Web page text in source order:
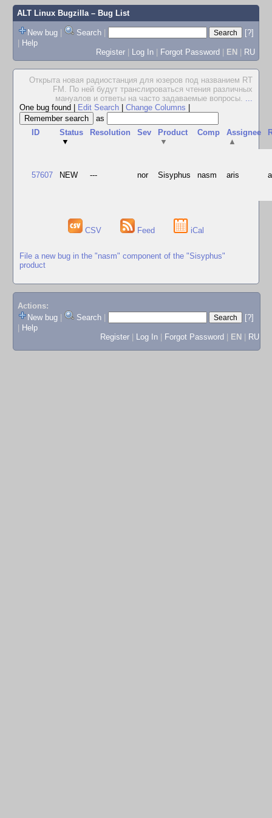
ALT Linux Bugzilla– Bug List
New bug | Search |
[?]
| Help
Register | Log In | Forgot Password | EN | RU
Открыта новая радиостанция для юзеров под названием RТ
FМ. По ней будут транслироваться чтения различных
мануалов и ответы на часто задаваемые вопросы. ...
One bug found
Edit Search Change Columns
as
ID
Status
▼
Resolution Sev
Product
▼
Comp
Assignee
▲
57607 NEW --- nor Sisyphus nasm aris
CSV Feed iCal
File a new bug in the "nasm" component of the "Sisyphus"
product
Actions:
New bug
Search
[?]
Help
Register
Log In Forgot Password EN RU